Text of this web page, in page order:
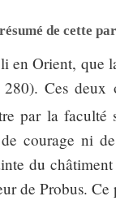
de cette
en Orient, que
Ces deux
par la faculté
courage ni
du
de Probus.